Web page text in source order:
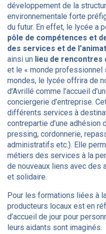
développement de la
environnementale forte
du futur. En effet, le lycée a
pôle de compétences et
des services et de
ainsi un lieu de rencontres
et le « monde professionnel
mondes, le lycée offrira de
d’Avrillé comme l’accueil
conciergerie d’entreprise.
différents services à
contrepartie d’une adhésion
pressing, cordonnerie,
administratifs etc.). Elle
métiers des services à la
de nouveaux liens avec des
et solidaire.
Pour les formations liées à
producteurs locaux est en
d’accueil de jour pour
leurs aidants sont imaginés.